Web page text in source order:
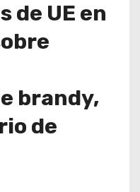
de UE en
brandy,
de